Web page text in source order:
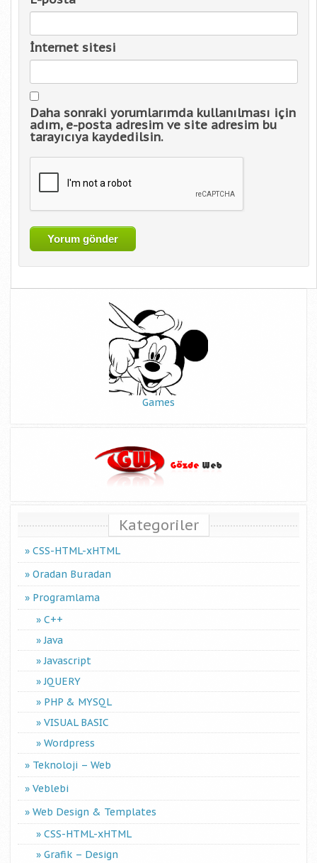
İnternet sitesi
Daha sonraki yorumlarımda kullanılması için
adım, e-posta adresim ve site adresim bu
tarayıcıya kaydedilsin.
Games
Kategoriler
CSS-HTML-xHTML
Oradan Buradan
Programlama
C++
Java
Javascript
JQUERY
PHP & MYSQL
VISUAL BASIC
Wordpress
Teknoloji – Web
Veblebi
Web Design & Templates
CSS-HTML-xHTML
Grafik – Design